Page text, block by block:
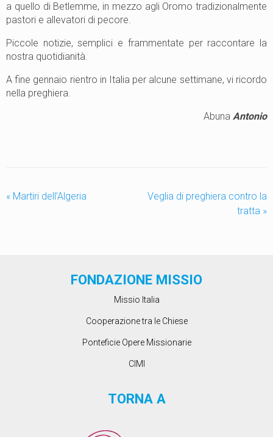
a quello di Betlemme, in mezzo agli Oromo tradizionalmente
pastori e allevatori di pecore.
Piccole notizie, semplici e frammentate per raccontare la
nostra quotidianità.
A fine gennaio rientro in Italia per alcune settimane, vi ricordo
nella preghiera.
Abuna Antonio
« Martiri dell’Algeria
Veglia di preghiera contro la
tratta »
FONDAZIONE MISSIO
Missio Italia
Cooperazione tra le Chiese
Ponteficie Opere Missionarie
CIMI
TORNA A